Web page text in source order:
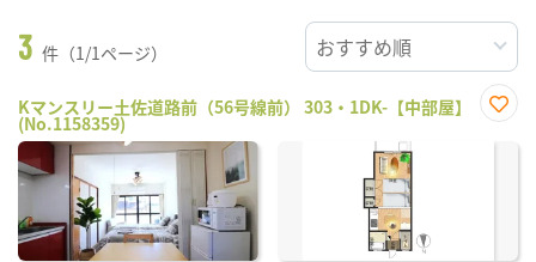
3 件（1/1ページ）
Kマンスリー土佐道路前（56号線前） 303・1DK-【中部屋】
(No.1158359)
に入